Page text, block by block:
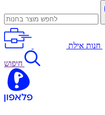
חנות אילת
חיפוש